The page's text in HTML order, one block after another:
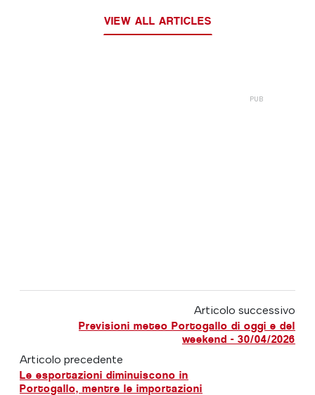
VIEW ALL ARTICLES
Articolo successivo
Previsioni meteo Portogallo di oggi e del
weekend - 30/04/2026
Articolo precedente
Le esportazioni diminuiscono in
Portogallo, mentre le importazioni